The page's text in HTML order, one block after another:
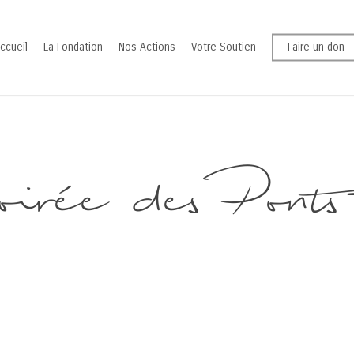
La Fondation Nos Actions Votre Soutien Faire un don
des